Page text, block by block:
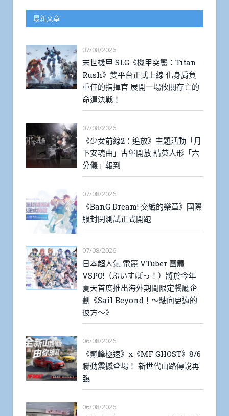
最新文章
07/08/2026
末世機甲 SLG《機甲突襲：Titan
Rush》雙平台正式上線 化身肩負
重任的指揮官 展開一場攸關存亡的
命運決戰！
07/08/2026
《少女前線2：追放》主題活動「月
下安魂曲」古堡開放 精英人形「六
分儀」報到
07/08/2026
《BanG Dream! 交織的樂章》國際
服封閉測試正式開跑
07/08/2026
日本超人氣 電競 VTuber 團體
VSPO!（ぶいすぽっ！）將於今年
夏天首度推出海外期間限定餐廳企
劃《Sail Beyond！～駛向更遠的
彼方～》
06/08/2026
《巔峰極速》x《MF GHOST》8/6
聯動震撼登場！ 新世代山路傳說再
臨
06/08/2026